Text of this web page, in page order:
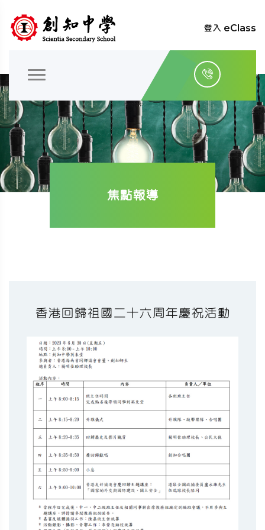
登入 eClass
焦點報導
香港回歸祖國二十六周年慶祝活動